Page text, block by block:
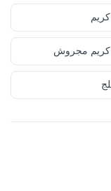
مجروش